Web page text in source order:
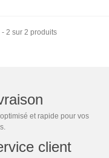
- 2 sur 2 produits
et rapide pour vos
client